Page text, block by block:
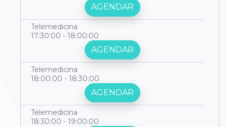
AGENDAR
Telemedicina
17:30:00 - 18:00:00
AGENDAR
Telemedicina
18:00:00 - 18:30:00
AGENDAR
Telemedicina
18:30:00 - 19:00:00